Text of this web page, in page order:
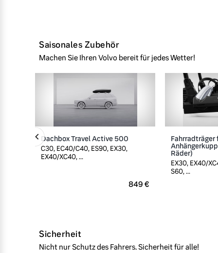
Saisonales Zubehör
Machen Sie Ihren Volvo bereit für jedes Wetter!
Dachbox Travel Active 500
C30, EC40/C40, ES90, EX30,
EX40/XC40, ...
849 €
Fahrradträger
Räder)
EX30, EX40/
S60, ...
Sicherheit
Nicht nur Schutz des Fahrers. Sicherheit für alle!